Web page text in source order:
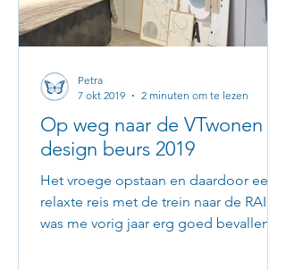
Op weg naar de VTwonen &
design beurs 2019
Het vroege opstaan en daardoor een
relaxte reis met de trein naar de RAI
was me vorig jaar erg goed bevallen.
Petra
7 okt 2019
2 minuten om te lezen